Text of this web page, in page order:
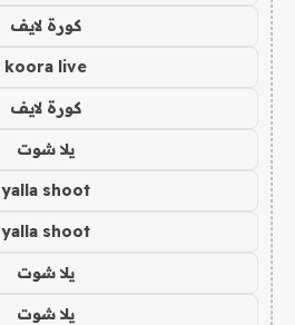
كورة لايف
koora live
كورة لايف
يلا شوت
yalla shoot
yalla shoot
يلا شوت
يلا شوت